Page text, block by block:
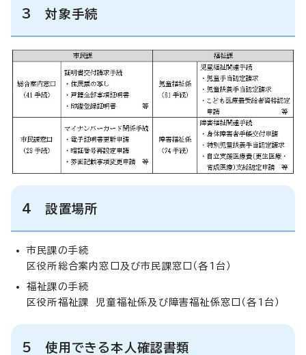
3 対象手続
4 設置場所
市民課の手続
区役所総合案内窓口及び市民課窓口（各1台）
福祉課の手続
区役所福祉課 児童福祉係及び障害福祉係窓口（各1台）
5 使用できる本人確認書類